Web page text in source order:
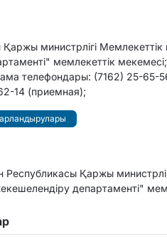
министрлігі
мемлекеттік
телефондары: (7162) 25-65-
14 (приемная);
Қаржы
департаменті"